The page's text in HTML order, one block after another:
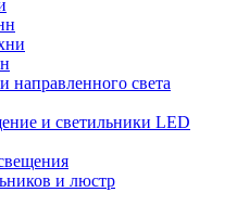
направленного света
и светильники LED
и люстр